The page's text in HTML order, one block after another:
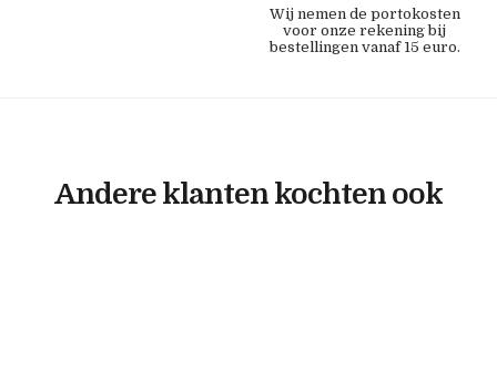
Wij nemen de portokosten
voor onze rekening bij
bestellingen vanaf 15 euro.
Andere klanten kochten ook